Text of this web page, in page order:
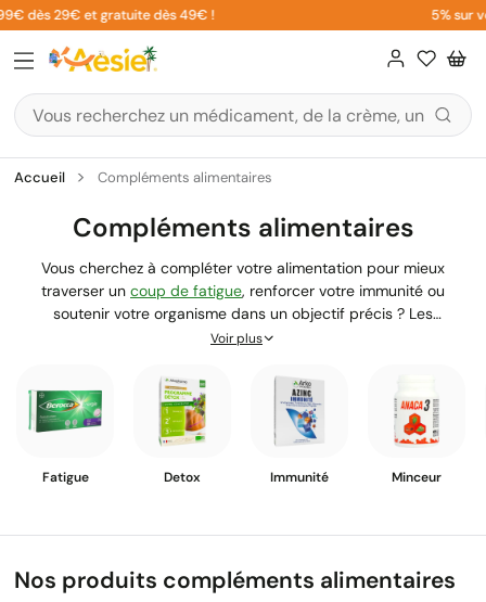
Aller
au
contenu
29€ et gratuite dès 49€ ! 5% sur votre
Accueil Compléments alimentaires
Compléments alimentaires
Vous cherchez à compléter votre alimentation pour mieux
traverser un coup de fatigue, renforcer votre immunité ou
soutenir votre organisme dans un objectif précis ? Les
compléments alimentaires peuvent vous aider à combler
répondre à des besoins spécifiques selon votre âge et votre
mode de vie. Chez Aesiel.com, notre équipe de pharmaciens
diplômés vous guide pour choisir les produits adaptés à vos
besoins réels, avec des marques de confiance comme Pileje,
Arkopharma, Laboratoire GERDA, Alvityl ou encore Santé Verte.
Voir plus
Fatigue Detox Immunité Minceur
Nos produits compléments alimentaires